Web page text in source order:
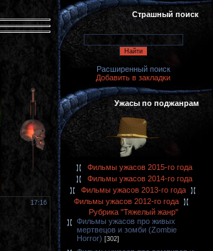
17:16
Страшный поиск
Расширенный поиск
Добавить в закладки
Ужасы по поджанрам
Фильмы ужасов 2015-го года
Фильмы ужасов 2014-го года
Фильмы ужасов 2013-го года
Фильмы ужасов 2012-го года
Рубрика "Тяжелый жанр"
Фильмы ужасов про живых
мертвецов и зомби (Zombie
Horror) [302]